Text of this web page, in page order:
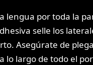
lengua por toda la
selle los
Asegúrate de
lo largo de todo el